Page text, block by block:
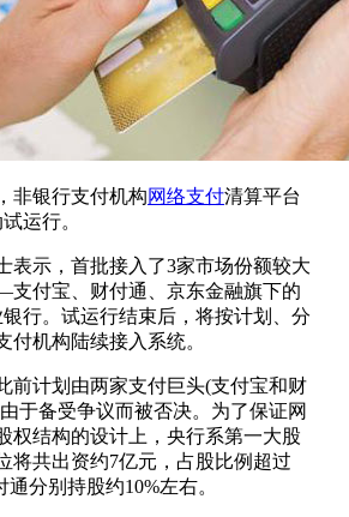
银行支付机构网络支付清算平台
运行。
示，首批接入了3家市场份额较大
付宝、财付通、京东金融旗下的
行。试运行结束后，将按计划、分
付机构陆续接入系统。
计划由两家支付巨头(支付宝和财
于备受争议而被否决。为了保证网
权结构的设计上，央行系第一大股
将共出资约7亿元，占股比例超过
分别持股约10%左右。